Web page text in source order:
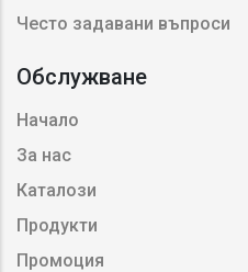
Често задавани въпроси
Обслужване
Начало
За нас
Каталози
Продукти
Промоция